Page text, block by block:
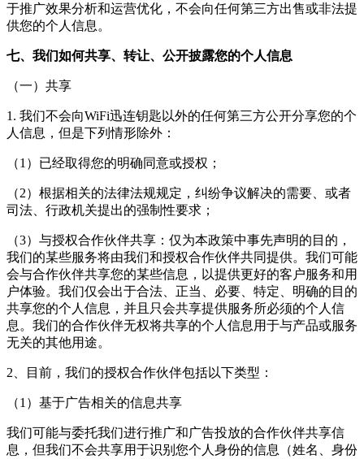
于推广效果分析和运营优化，不会向任何第三方出售或非法提
供您的个人信息。
七、我们如何共享、转让、公开披露您的个人信息
（一）共享
1. 我们不会向WiFi迅连钥匙 以外的任何第三方公开分享您的个
人信息，但是下列情形除外：
（1）已经取得您的明确同意或授权；
（2）根据相关的法律法规规定，纠纷争议解决的需要、或者
司法、行政机关提出的强制性要求；
（3）与授权合作伙伴共享：仅为本政策中事先声明的目的，
我们的某些服务将由我们和授权合作伙伴共同提供。我们可能
会与合作伙伴共享您的某些信息，以提供更好的客户服务和用
户体验。我们仅会出于合法、正当、必要、特定、明确的目的
共享您的个人信息，并且只会共享提供服务所必须的个人信
息。我们的合作伙伴无权将共享的个人信息用于与产品或服务
无关的其他用途。
2、目前，我们的授权合作伙伴包括以下类型：
（1）基于广告相关的信息共享
我们可能与委托我们进行推广和广告投放的合作伙伴共享信
息，但我们不会共享用于识别您个人身份的信息（姓名、身份